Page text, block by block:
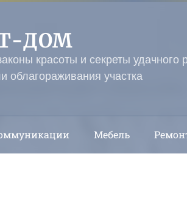
ДОМ
красоты и секреты удачного
облагораживания участка
Мебель